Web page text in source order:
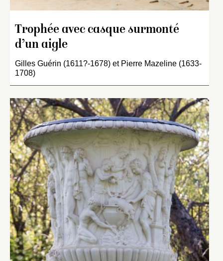
Trophée avec casque surmonté
d’un aigle
Gilles Guérin (1611?-1678) et Pierre Mazeline (1633-
1708)